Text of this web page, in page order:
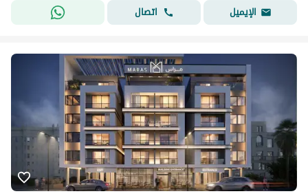
الإيميل
اتصال